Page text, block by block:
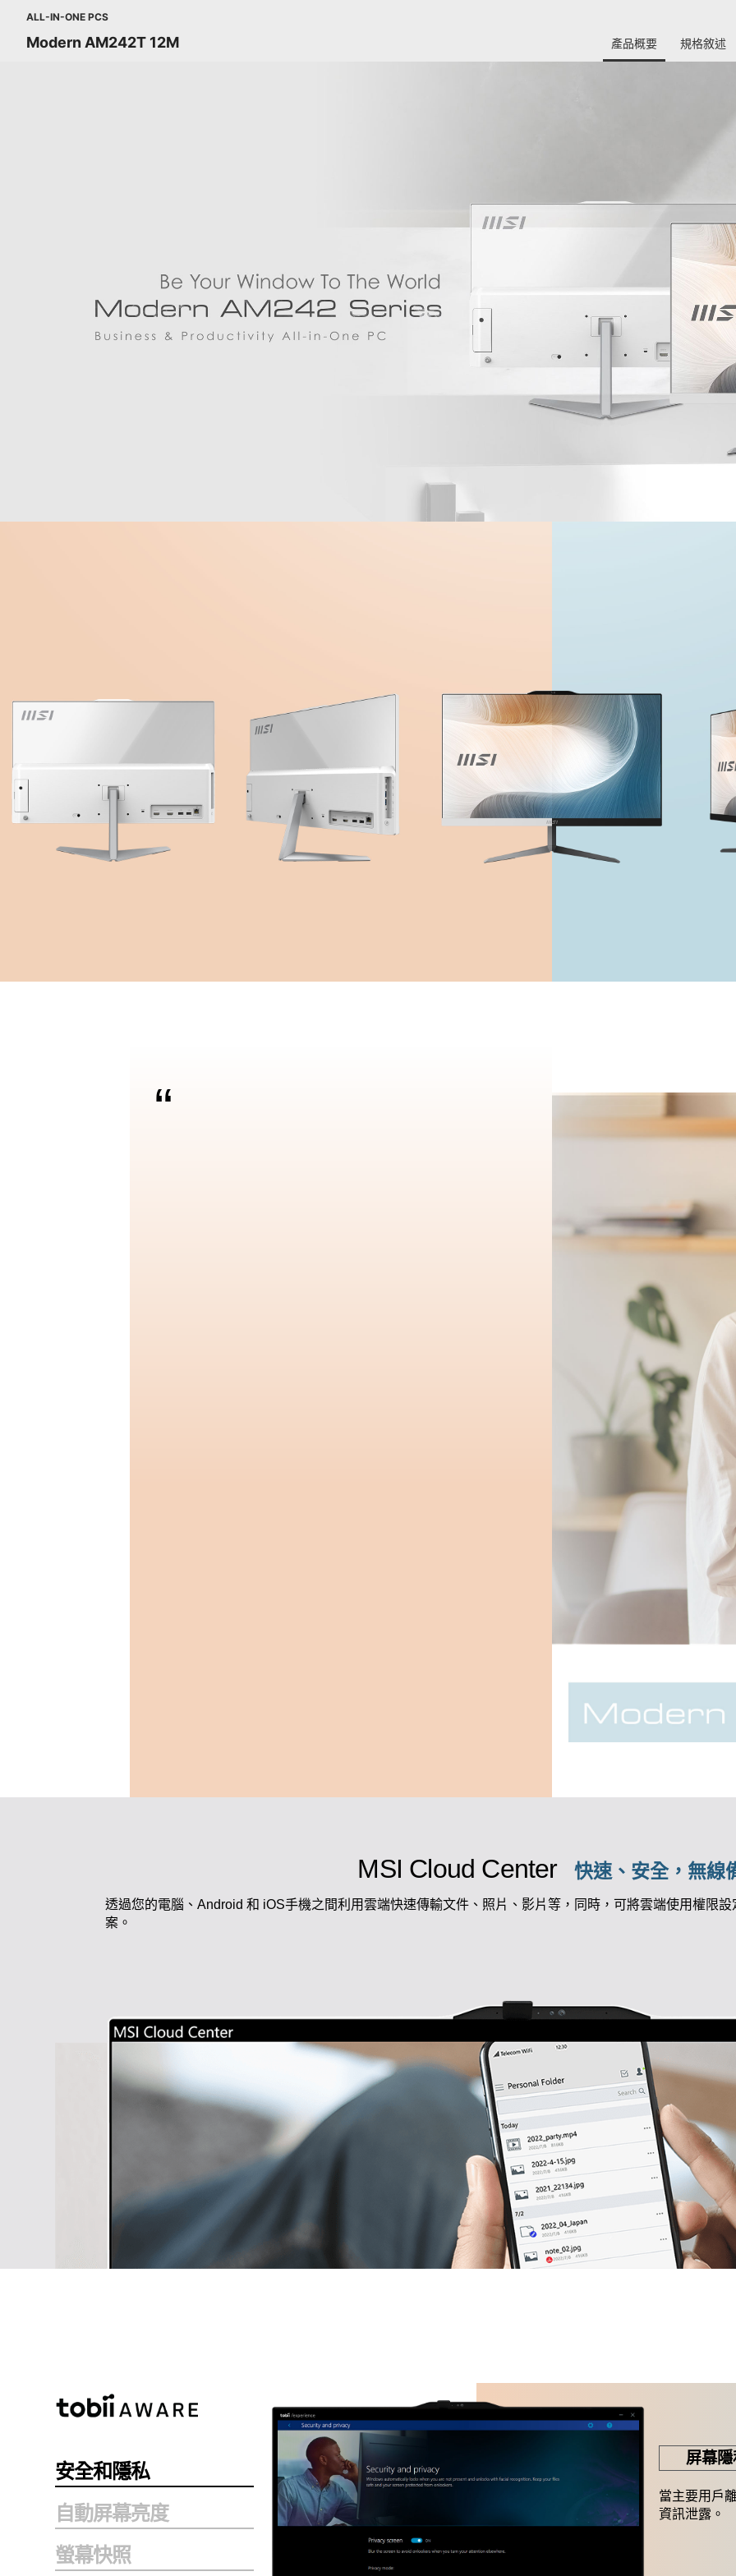
ALL-IN-ONE PCS
Modern AM242T 12M 產品概要 規格敘述
自由自在的一種生活態度
Modern AM242 系列激發您的生產力。
無論您是經營自己的工作室、或Youtube頻道上有新想
法，只需透過精心設計的AIO一體成型電腦讓您的想法和
想像力成真。
MSI Cloud Center 快速、安全，無線
透過您的電腦、Android 和 iOS手機之間利用雲端快速傳輸文件、照片、影片等，同時，可將雲端使用權限
案。
安全和隱私
自動屏幕亮度
螢幕快照
屏幕隱
當主要用戶
資訊泄露。